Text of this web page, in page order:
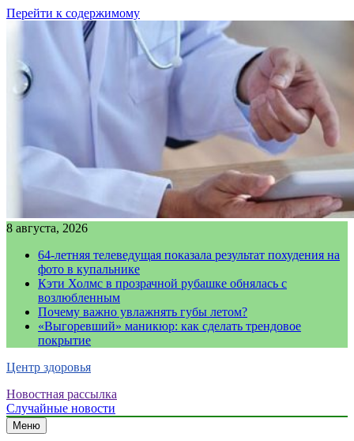
Перейти к содержимому
8 августа, 2026
64-летняя телеведущая показала результат похудения на
фото в купальнике
Кэти Холмс в прозрачной рубашке обнялась с
возлюбленным
Почему важно увлажнять губы летом?
«Выгоревший» маникюр: как сделать трендовое
покрытие
Центр здоровья
Новостная рассылка
Случайные новости
Меню